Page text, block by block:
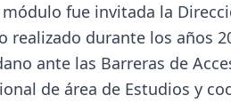
fue invitada la
realizado durante los años
ante las Barreras de
de área de Estudios y